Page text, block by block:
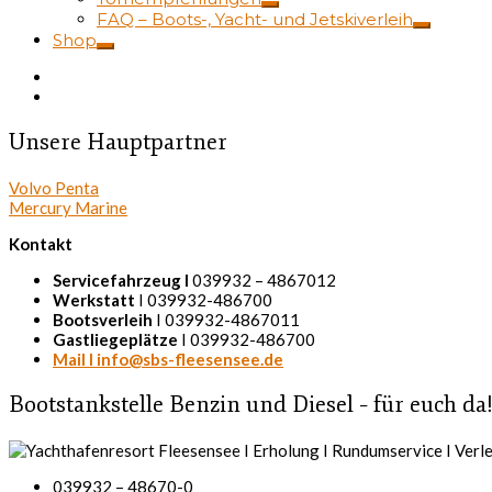
FAQ – Boots-, Yacht- und Jetskiverleih
Shop
Unsere Hauptpartner
Volvo Penta
Mercury Marine
Kontakt
Servicefahrzeug I 039932 – 4867012
Werkstatt I 039932-486700
Bootsverleih I 039932-4867011
Gastliegeplätze I 039932-486700
Mail I info@sbs-fleesensee.de
Bootstankstelle Benzin und Diesel – für euch da!
039932 – 48670-0